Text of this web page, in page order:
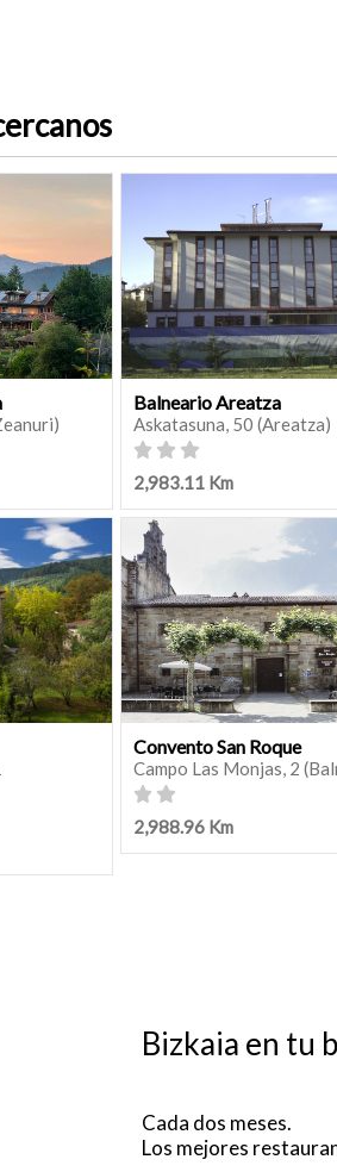
Balneario Areatza
Askatasuna, 50 (Areatza)
2,983.11 Km
Convento San Roque
Campo Las Monjas, 2
2,988.96 Km
Bizkaia en tu
Cada dos meses.
Los mejores